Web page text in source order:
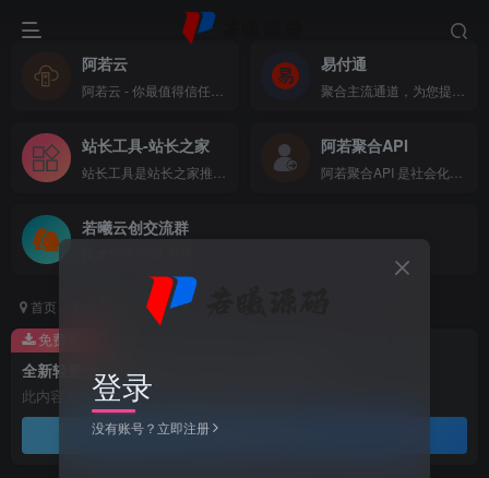
阿若云 易付通
站长工具-站长之家 阿若聚合API
若曦云创交流群
首页 网站源码
全新轻量级高性能跨平台 AI聊天+AI网关桌面
此内容为免费资源，请登录后查看
免费资源
登录
没有账号？立即注册